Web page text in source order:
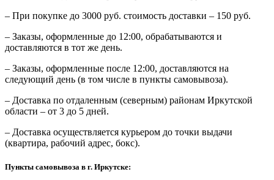
– При покупке до 3000 руб. стоимость доставки – 150 руб.
– Заказы, оформленные до 12:00, обрабатываются и
доставляются в тот же день.
– Заказы, оформленные после 12:00, доставляются на
следующий день (в том числе в пункты самовывоза).
– Доставка по отдаленным (северным) районам Иркутской
области – от 3 до 5 дней.
– Доставка осуществляется курьером до точки выдачи
(квартира, рабочий адрес, бокс).
Пункты самовывоза в г. Иркутске: